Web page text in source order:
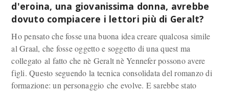
d'eroina, una giovanissima donna, avrebbe
dovuto compiacere i lettori più di Geralt?
Ho pensato che fosse una buona idea creare qualcosa simile
al Graal, che fosse oggetto e soggetto di una quest ma
collegato al fatto che nè Geralt nè Yennefer possono avere
figli. Questo seguendo la tecnica consolidata del romanzo di
formazione: un personaggio che evolve. E sarebbe stato